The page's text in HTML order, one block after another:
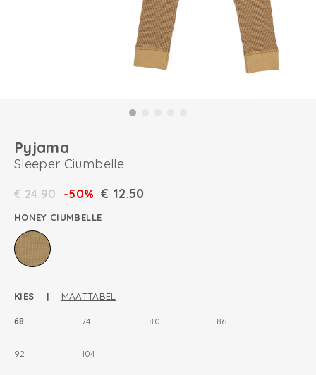
Pyjama
Sleeper Ciumbelle
€24.90 -50% € 12.50
HONEY CIUMBELLE
KIES | MAATTABEL
68 74 80 86
92 104